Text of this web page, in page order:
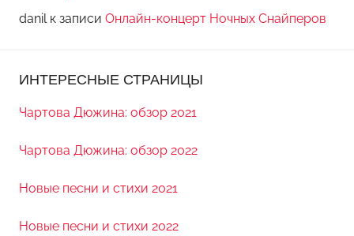
danil к записи Онлайн-концерт Ночных Снайперов
ИНТЕРЕСНЫЕ СТРАНИЦЫ
Чартова Дюжина: обзор 2021
Чартова Дюжина: обзор 2022
Новые песни и стихи 2021
Новые песни и стихи 2022